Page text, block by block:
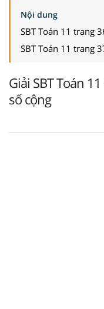
Nội dung
SBT Toán 11 trang
SBT Toán 11 trang
Giải SBT Toán
số cộng